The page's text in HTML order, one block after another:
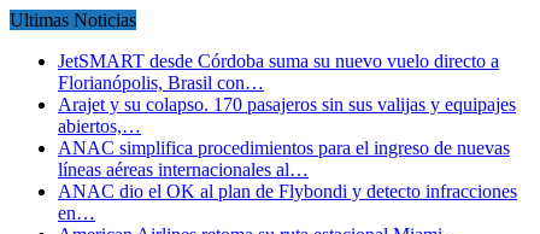
Ultimas Noticias
JetSMART desde Córdoba suma su nuevo vuelo directo a
Florianópolis, Brasil con…
Arajet y su colapso. 170 pasajeros sin sus valijas y equipajes
abiertos,…
ANAC simplifica procedimientos para el ingreso de nuevas
líneas aéreas internacionales al…
ANAC dio el OK al plan de Flybondi y detecto infracciones
en…